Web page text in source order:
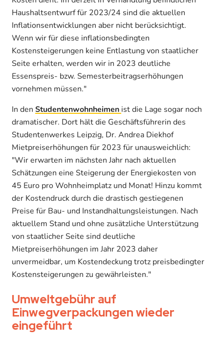
Haushaltsentwurf für 2023/24 sind die aktuellen
Inflationsentwicklungen aber nicht berücksichtigt.
Wenn wir für diese inflationsbedingten
Kostensteigerungen keine Entlastung von staatlicher
Seite erhalten, werden wir in 2023 deutliche
Essenspreis- bzw. Semesterbeitragserhöhungen
vornehmen müssen."
In den Studentenwohnheimen ist die Lage sogar noch
dramatischer. Dort hält die Geschäftsführerin des
Studentenwerkes Leipzig, Dr. Andrea Diekhof
Mietpreiserhöhungen für 2023 für unausweichlich:
"Wir erwarten im nächsten Jahr nach aktuellen
Schätzungen eine Steigerung der Energiekosten von
45 Euro pro Wohnheimplatz und Monat! Hinzu kommt
der Kostendruck durch die drastisch gestiegenen
Preise für Bau- und Instandhaltungsleistungen. Nach
aktuellem Stand und ohne zusätzliche Unterstützung
von staatlicher Seite sind deutliche
Mietpreiserhöhungen im Jahr 2023 daher
unvermeidbar, um Kostendeckung trotz preisbedingter
Kostensteigerungen zu gewährleisten."
Umweltgebühr auf
Einwegverpackungen wieder
eingeführt